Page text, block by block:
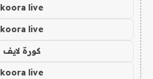
koora live
koora live
كورة لايف
koora live